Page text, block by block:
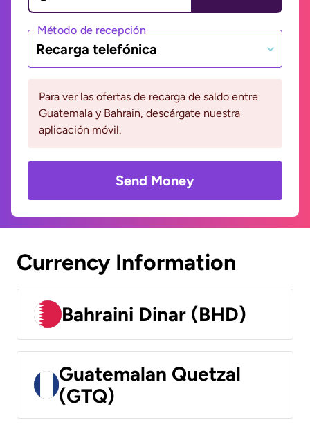
Método de recepción
Recarga telefónica
Para ver las ofertas de recarga de saldo entre
Guatemala y Bahrain, descárgate nuestra
aplicación móvil.
Send Money
Currency Information
Bahraini Dinar (BHD)
Guatemalan Quetzal
(GTQ)